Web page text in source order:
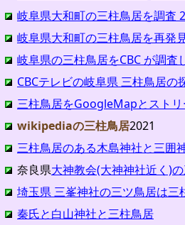
岐阜県大和町の三柱鳥居を調査
岐阜県大和町の三柱鳥居を再発
岐阜県の三柱鳥居をCBC が調査
CBCテレビの岐阜県 三柱鳥居の
三柱鳥居をGoogleMapとスト
wikipediaの三柱鳥居2021
三柱鳥居のある木島神社と三囲
奈良県大神教会(大神神社近く)
埼玉県 三峯神社の三ツ鳥居は三
秦氏と白山神社と三柱鳥居